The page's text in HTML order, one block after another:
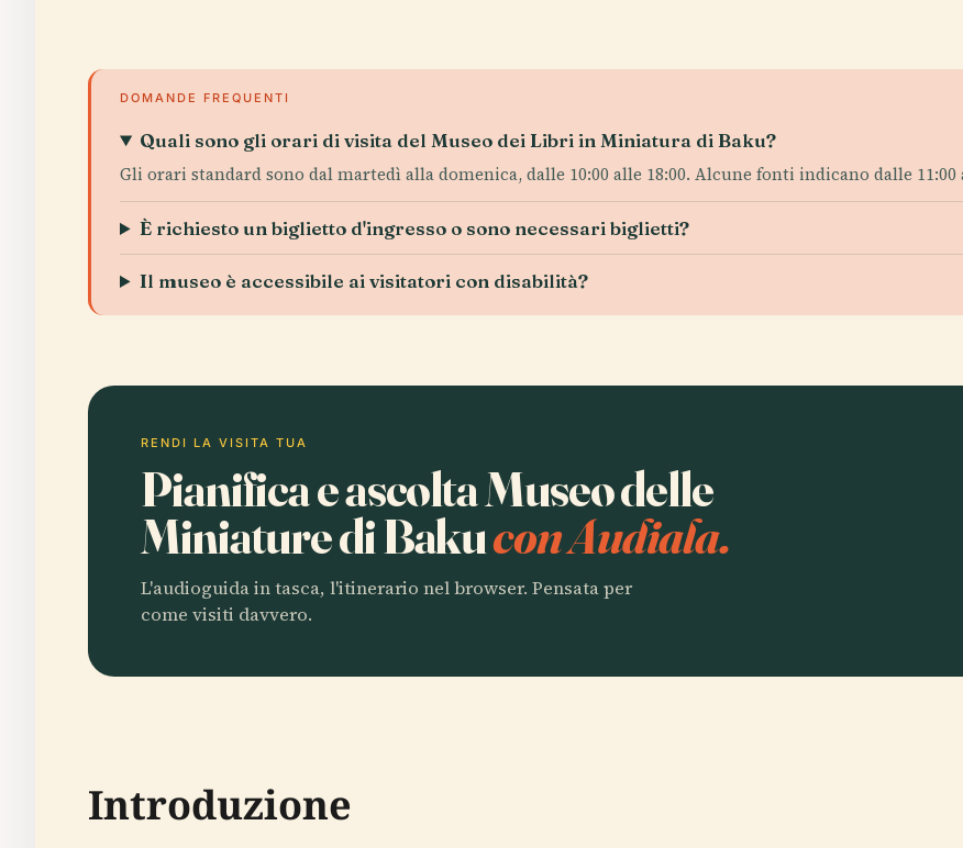
DOMANDE FREQUENTI
Quali sono gli orari di visita del Museo dei Libri in Miniatura di Baku?
Gli orari standard sono dal martedì alla domenica, dalle 10:00 alle 18:00. Alcune fonti indicano dalle
È richiesto un biglietto d'ingresso o sono necessari biglietti?
Il museo è accessibile ai visitatori con disabilità?
RENDI LA VISITA TUA
Pianifica e ascolta Museo delle
Miniature di Bakucon Audiala.
L'audioguida in tasca, l'itinerario nel browser. Pensata per
come visiti davvero.
Introduzione